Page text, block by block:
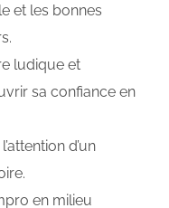
et les bonnes
ludique et
sa confiance en
d’un
en milieu